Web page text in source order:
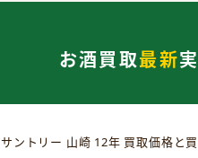
お酒買取最新
サントリー 山崎 12年 買取価格と